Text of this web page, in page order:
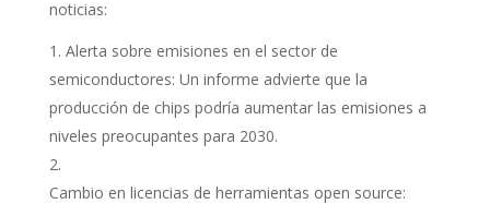
noticias:
Alerta sobre emisiones en el sector de
semiconductores: Un informe advierte que la
producción de chips podría aumentar las emisiones a
niveles preocupantes para 2030.
Cambio en licencias de herramientas open source: